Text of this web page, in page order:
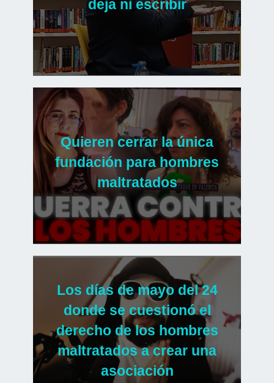
deja ni escribir
Quieren cerrar la única
fundación para hombres
maltratados
Los días de mayo del 24
donde se cuestionó el
derecho de los hombres
maltratados a crear una
asociación